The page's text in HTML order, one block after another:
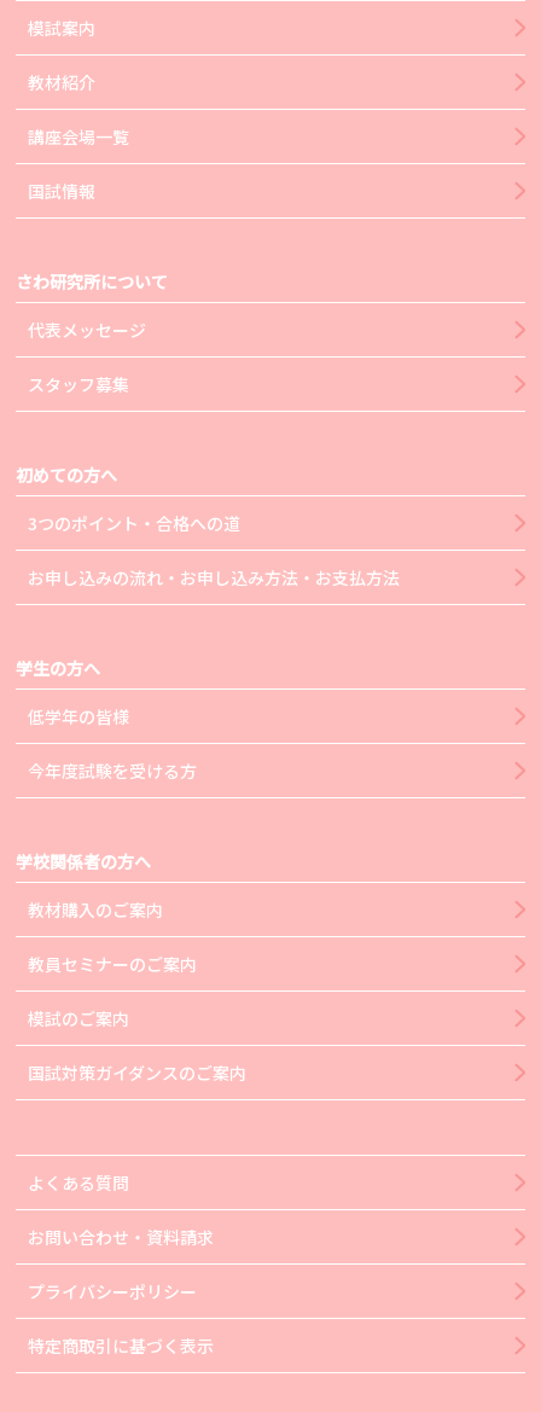
模試案内
教材紹介
講座会場一覧
国試情報
さわ研究所について
代表メッセージ
スタッフ募集
初めての方へ
3つのポイント・合格への道
お申し込みの流れ・お申し込み方法・お支払方法
学生の方へ
低学年の皆様
今年度試験を受ける方
学校関係者の方へ
教材購入のご案内
教員セミナーのご案内
模試のご案内
国試対策ガイダンスのご案内
よくある質問
お問い合わせ・資料請求
プライバシーポリシー
特定商取引に基づく表示